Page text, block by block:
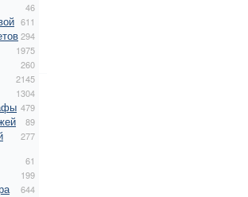
46
611
294
1975
260
2145
1304
479
89
277
61
199
644